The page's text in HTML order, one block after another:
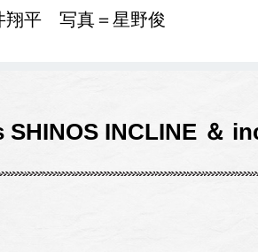
翔平 写真＝星野俊
SHINOS INCLINE ＆